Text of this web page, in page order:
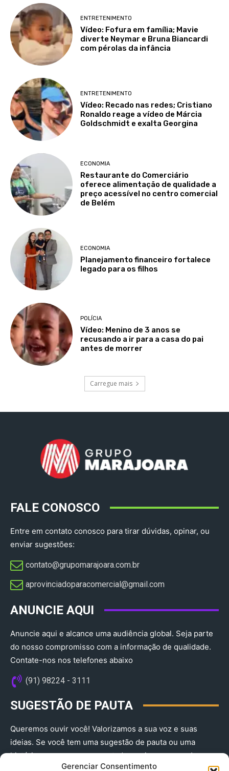
Gerenciar Consentimento
ENTRETENIMENTO
Vídeo: Fofura em família; Mavie
diverte Neymar e Bruna Biancardi
com pérolas da infância
ENTRETENIMENTO
Vídeo: Recado nas redes; Cristiano
Ronaldo reage a vídeo de Márcia
Goldschmidt e exalta Georgina
ECONOMIA
Restaurante do Comerciário
oferece alimentação de qualidade a
preço acessível no centro comercial
de Belém
ECONOMIA
Planejamento financeiro fortalece
legado para os filhos
POLÍCIA
Vídeo: Menino de 3 anos se
recusando a ir para a casa do pai
antes de morrer
Carregue mais
FALE CONOSCO
Entre em contato conosco para tirar dúvidas, opinar, ou
enviar sugestões:
contato@grupomarajoara.com.br
aprovinciadoparacomercial@gmail.com​
ANUNCIE AQUI
Anuncie aqui e alcance uma audiência global. Seja parte
do nosso compromisso com a informação de qualidade.
Contate-nos nos telefones abaixo
(91) 98224 - 3111
SUGESTÃO DE PAUTA
Queremos ouvir você! Valorizamos a sua voz e suas
ideias. Se você tem uma sugestão de pauta ou uma
história que merece ser contada, envie-nos agora!